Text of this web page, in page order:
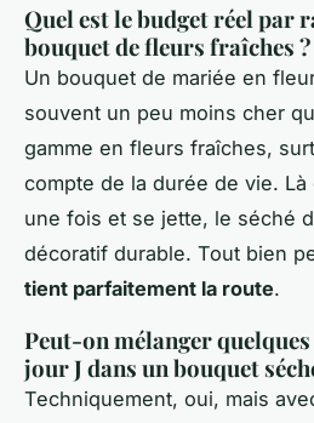
Quel est le budget réel par
bouquet de fleurs fraîches ?
Un bouquet de mariée en
souvent un peu moins cher
gamme en fleurs fraîches,
compte de la durée de vie. Là
une fois et se jette, le séché
décoratif durable. Tout bien
tient parfaitement la route.
Peut-on mélanger
jour J dans un bouquet
Techniquement, oui, mais